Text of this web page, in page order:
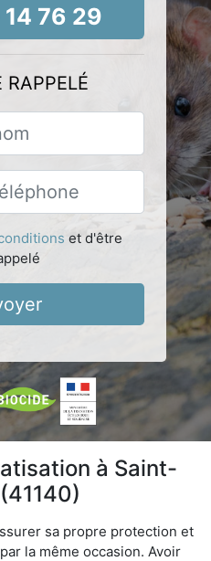
76 29
RAPPELÉ
et d'être
à Saint-
sa propre protection et
la même occasion. Avoir